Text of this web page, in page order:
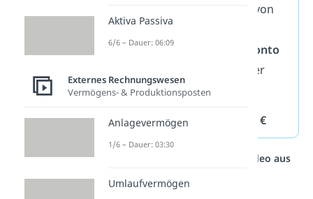
dem Anfang das Geld also von
dem Bankkonto kommt
(Abgang), steht das
Bankkonto
. Der
Buchungssatz lautet:
➡️ Kasse an Bankkonto 500 €
Studyflix vernetzt: Hier ein Video aus
Aktiva Passiva
6/6 – Dauer: 06:09
Externes Rechnungswesen
Vermögens- & Produktionsposten
Anlagevermögen
1/6 – Dauer: 03:30
Umlaufvermögen